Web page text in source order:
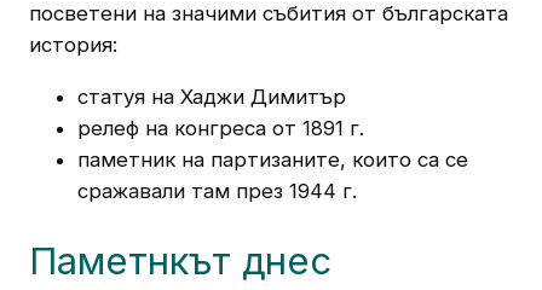
посветени на значими събития от българската
история:
статуя на Хаджи Димитър
релеф на конгреса от 1891 г.
паметник на партизаните, които са се
сражавали там през 1944 г.
Паметнкът днес